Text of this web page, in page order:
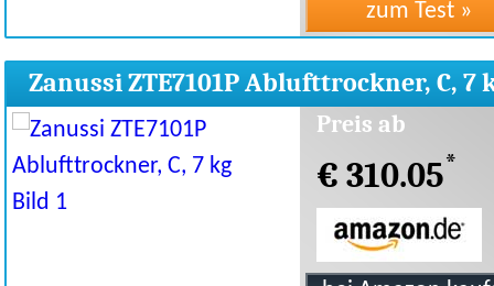
Zanussi ZTE7101P Ablufttrockner, C, 7
Preis ab
€ 310.05*